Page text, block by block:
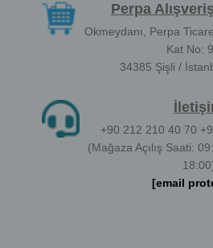
Perpa
Okmeydanı, Perpa
Kat No:
34385 Şişli /
+90 212 210 40 70
(Mağaza Açılış Saati:
[email